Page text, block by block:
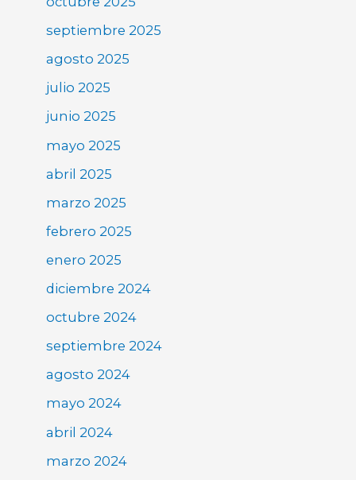
septiembre 2025
agosto 2025
julio 2025
junio 2025
mayo 2025
abril 2025
marzo 2025
febrero 2025
enero 2025
diciembre 2024
octubre 2024
septiembre 2024
agosto 2024
mayo 2024
abril 2024
marzo 2024